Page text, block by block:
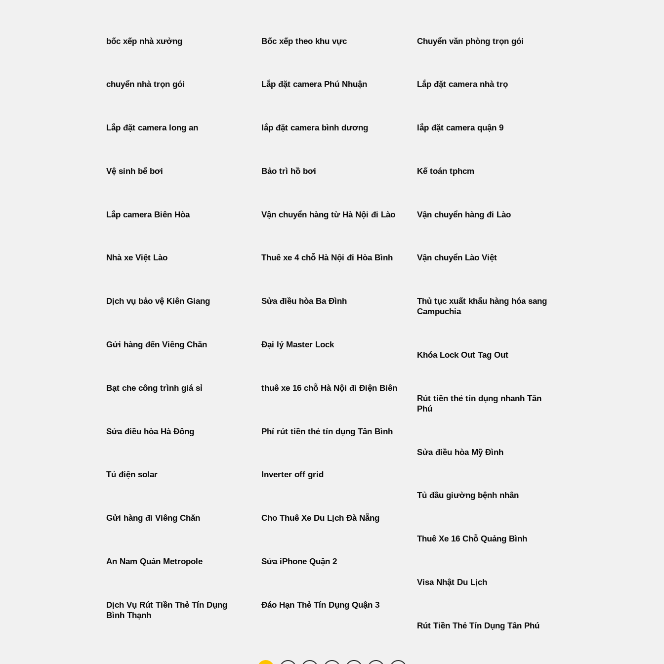
bốc xếp nhà xưởng Bốc xếp theo khu vực Chuyển văn phòng trọn gói
chuyển nhà trọn gói Lắp đặt camera Phú Nhuận Lắp đặt camera nhà trọ
Lắp đặt camera long an lắp đặt camera bình dương lắp đặt camera quận 9
Vệ sinh bể bơi Bảo trì hồ bơi Kế toán tphcm
Lắp camera Biên Hòa Vận chuyển hàng từ Hà Nội đi Lào Vận chuyển hàng đi Lào
Nhà xe Việt Lào Thuê xe 4 chỗ Hà Nội đi Hòa Bình Vận chuyển Lào Việt
Dịch vụ bảo vệ Kiên Giang Sửa điều hòa Ba Đình
Thủ tục xuất khẩu hàng hóa sang
Campuchia
Gửi hàng đến Viêng Chăn
Đại lý Master Lock
Khóa Lock Out Tag Out
Bạt che công trình giá sỉ
thuê xe 16 chỗ Hà Nội đi Điện Biên
Rút tiền thẻ tín dụng nhanh Tân
Phú
Sửa điều hòa Hà Đông Phí rút tiền thẻ tín dụng Tân Bình
Sửa điều hòa Mỹ Đình
Tủ điện solar Inverter off grid
Tủ đầu giường bệnh nhân
Gửi hàng đi Viêng Chăn Cho Thuê Xe Du Lịch Đà Nẵng
Thuê Xe 16 Chỗ Quảng Bình
An Nam Quán Metropole Sửa iPhone Quận 2
Visa Nhật Du Lịch
Dịch Vụ Rút Tiền Thẻ Tín Dụng
Bình Thạnh
Đáo Hạn Thẻ Tín Dụng Quận 3
Rút Tiền Thẻ Tín Dụng Tân Phú